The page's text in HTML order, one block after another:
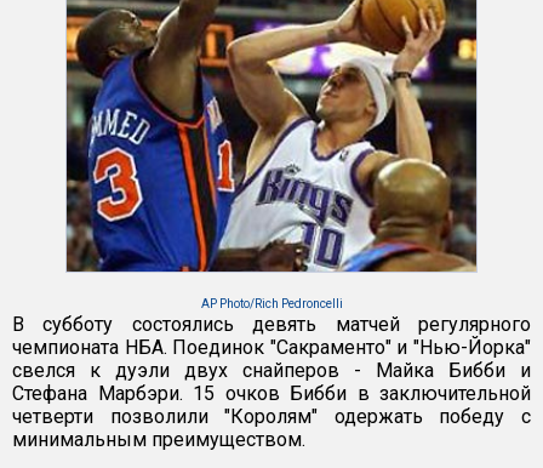
AP Photo/Rich Pedroncelli
В субботу состоялись девять матчей регулярного
чемпионата НБА. Поединок "Сакраменто" и "Нью-Йорка"
свелся к дуэли двух снайперов - Майка Бибби и
Стефана Марбэри. 15 очков Бибби в заключительной
четверти позволили "Королям" одержать победу с
минимальным преимуществом.